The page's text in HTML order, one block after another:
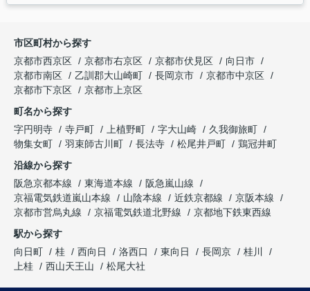
市区町村から探す
京都市西京区
京都市右京区 京都市伏見区
向日市
京都市南区
乙訓郡大山崎町 長岡京市
京都市中京区
京都市下京区
京都市上京区
町名から探す
字円明寺
寺戸町 上植野町 字大山崎
久我御旅町
物集女町
羽束師古川町 長法寺 松尾井戸町
鶏冠井町
沿線から探す
阪急京都本線
東海道本線
阪急嵐山線
京福電気鉄道嵐山本線
山陰本線 近鉄京都線
京阪本線
京都市営烏丸線
京福電気鉄道北野線
京都地下鉄東西線
駅から探す
向日町
桂 西向日 洛西口 東向日 長岡京
桂川
上桂
西山天王山 松尾大社